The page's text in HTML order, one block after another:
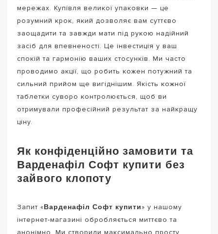
мережах. Купівля великої упаковки — це
розумний крок, який дозволяє вам суттєво
заощадити та завжди мати під рукою надійний
засіб для впевненості. Це інвестиція у ваш
спокій та гармонію ваших стосунків. Ми часто
проводимо акції, що робить кожен потужний та
сильний прийом ще вигіднішим. Якість кожної
таблетки суворо контролюється, щоб ви
отримували професійний результат за найкращу
ціну.
Як конфіденційно замовити та
Варденафіл Софт купити без
зайвого клопоту
Запит «Варденафіл Софт купити» у нашому
інтернет-магазині обробляється миттєво та
анонімно. Ми створили максимально просту